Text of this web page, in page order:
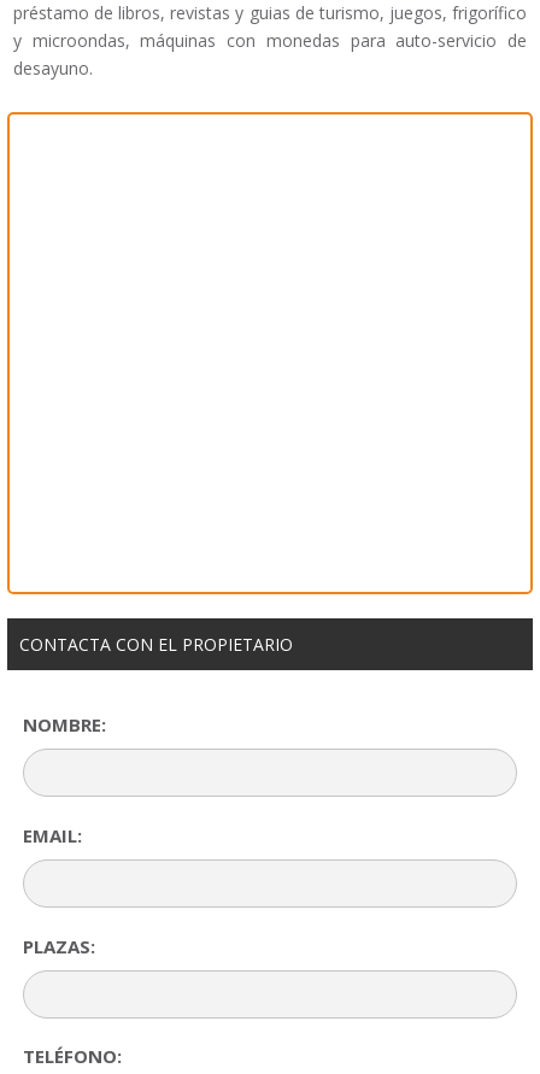
préstamo de libros, revistas y guias de turismo, juegos, frigorífico
y microondas, máquinas con monedas para auto-servicio de
desayuno.
CONTACTA CON EL PROPIETARIO
NOMBRE:
EMAIL:
PLAZAS:
TELÉFONO: